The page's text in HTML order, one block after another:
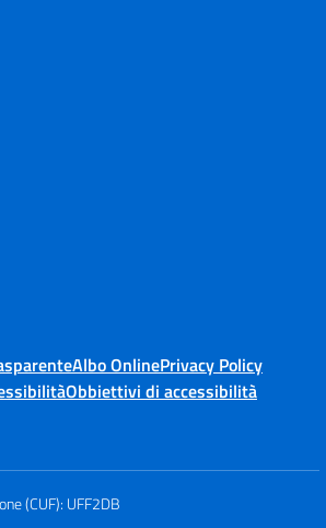
Albo OnlinePrivacy Policy
Obbiettivi di accessibilità
(CUF): UFF2DB